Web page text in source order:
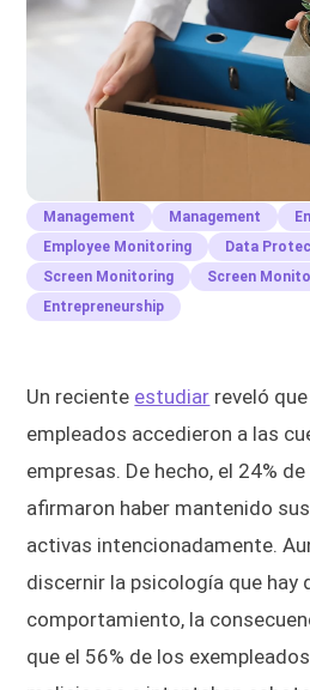
Management Management
Employee Monitoring
Data
Screen Monitoring
Screen
Entrepreneurship
Un reciente estudiar reveló
empleados accedieron a las
empresas. De hecho, el 24%
afirmaron haber mantenido
activas intencionadamente.
discernir la psicología que
comportamiento, la
que el 56% de los